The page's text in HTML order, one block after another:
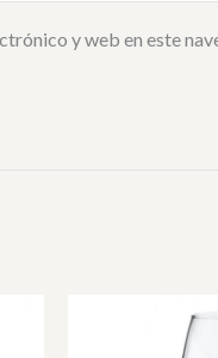
y web en este